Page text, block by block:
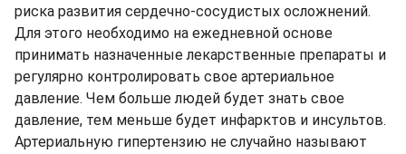
риска развития сердечно-сосудистых осложнений.
Для этого необходимо на ежедневной основе
принимать назначенные лекарственные препараты и
регулярно контролировать свое артериальное
давление. Чем больше людей будет знать свое
давление, тем меньше будет инфарктов и инсультов.
Артериальную гипертензию не случайно называют